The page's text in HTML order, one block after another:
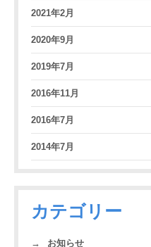
2021年2月
2020年9月
2019年7月
2016年11月
2016年7月
2014年7月
カテゴリー
→ お知らせ